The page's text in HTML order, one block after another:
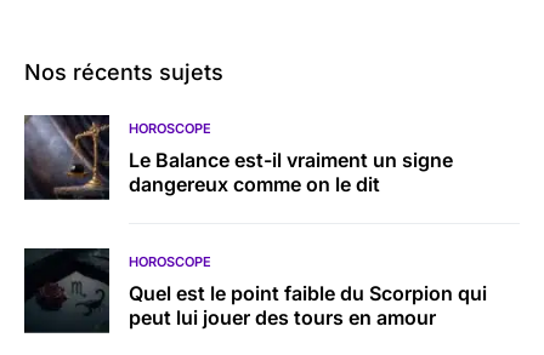
Nos récents sujets
HOROSCOPE
Le Balance est-il vraiment un signe
dangereux comme on le dit
HOROSCOPE
Quel est le point faible du Scorpion qui
peut lui jouer des tours en amour